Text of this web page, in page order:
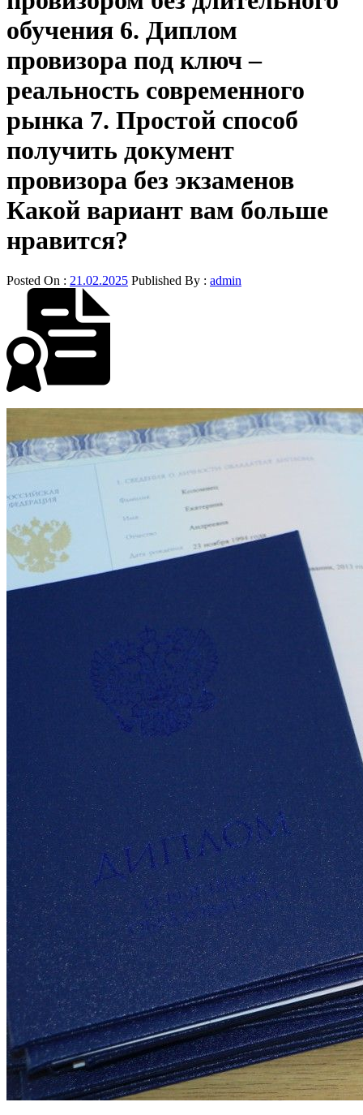
обучения 6. Диплом
провизора под ключ –
реальность современного
рынка 7. Простой способ
получить документ
провизора без экзаменов
Какой вариант вам больше
нравится?
Posted On : 21.02.2025 Published By : admin